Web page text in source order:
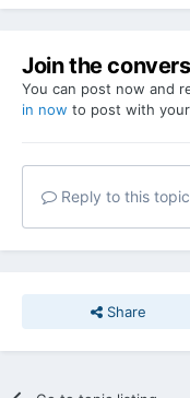
Join the
You can post now and
in now to post with
Reply to this
Share